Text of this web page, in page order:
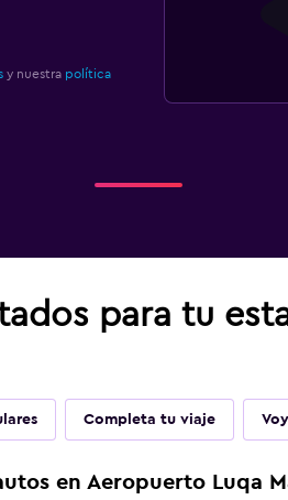
y nuestra política
para tu
Completa tu viaje
en Aeropuerto Luqa